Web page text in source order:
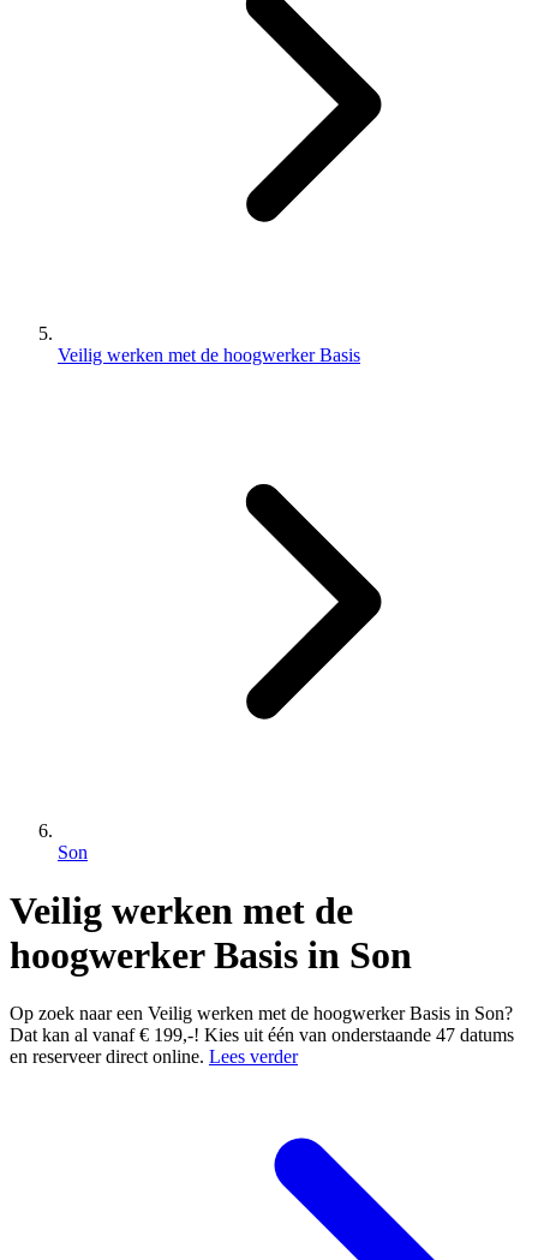
Veilig werken met de hoogwerker Basis
Son
Veilig werken met de
hoogwerker Basis in Son
Op zoek naar een Veilig werken met de hoogwerker Basis in Son?
Dat kan al vanaf € 199,-! Kies uit één van onderstaande 47 datums
en reserveer direct online. Lees verder